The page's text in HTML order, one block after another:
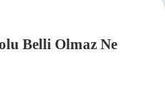
Belli Olmaz Ne